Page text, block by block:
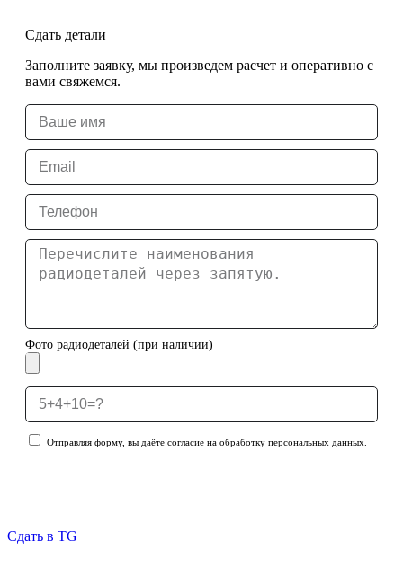
Сдать детали
Заполните заявку, мы произведем расчет и оперативно с
вами свяжемся.
Фото радиодеталей (при наличии)
Отправляя форму, вы даёте согласие на обработку персональных данных.
Сдать в TG